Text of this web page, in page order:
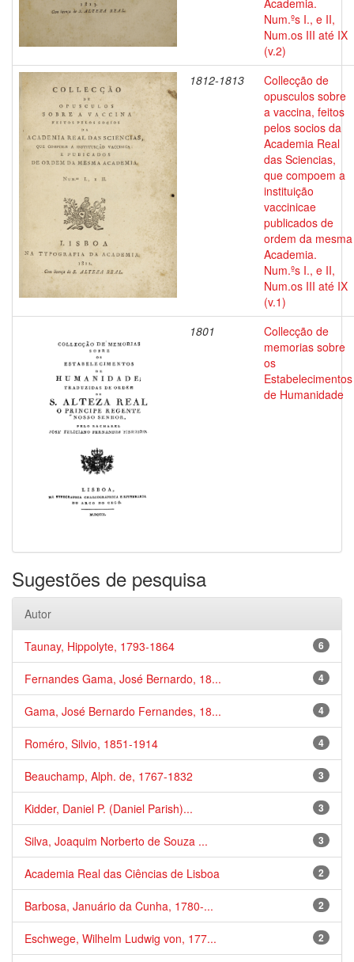
Academia.
Num.ºs I., e II,
Num.os III até IX
(v.2)
1812-1813
Collecção de
opusculos sobre
a vaccina, feitos
pelos socios da
Academia Real
das Sciencias,
que compoem a
instituição
vaccinicae
publicados de
ordem da mesma
Academia.
Num.ºs I., e II,
Num.os III até IX
(v.1)
1801
Collecção de
memorias sobre
os
Estabelecimentos
de Humanidade
Sugestões de pesquisa
Autor
6
Taunay, Hippolyte, 1793-1864
4
Fernandes Gama, José Bernardo, 18...
4
Gama, José Bernardo Fernandes, 18...
4
Roméro, Silvio, 1851-1914
3
Beauchamp, Alph. de, 1767-1832
3
Kidder, Daniel P. (Daniel Parish)...
3
Silva, Joaquim Norberto de Souza ...
2
Academia Real das Ciências de Lisboa
2
Barbosa, Januário da Cunha, 1780-...
2
Eschwege, Wilhelm Ludwig von, 177...